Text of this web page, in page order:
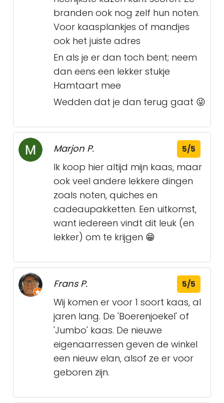
branden ook nog zelf hun noten.
Voor kaasplankjes of mandjes
ook het juiste adres
En als je er dan toch bent; neem
dan eens een lekker stukje
Hamtaart mee
Wedden dat je dan terug gaat 😜
Marjon P. 5/5
Ik koop hier altijd mijn kaas, maar
ook veel andere lekkere dingen
zoals noten, quiches en
cadeaupakketten. Een uitkomst,
want iedereen vindt dit leuk (en
lekker) om te krijgen 😁
Frans P. 5/5
Wij komen er voor 1 soort kaas, al
jaren lang. De 'Boerenjoekel' of
'Jumbo' kaas. De nieuwe
eigenaarressen geven de winkel
een nieuw elan, alsof ze er voor
geboren zijn.